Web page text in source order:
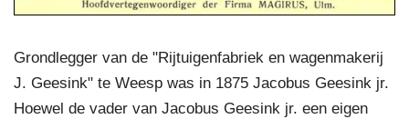
Grondlegger van de "Rijtuigenfabriek en wagenmakerij
J. Geesink" te Weesp was in 1875 Jacobus Geesink jr.
Hoewel de vader van Jacobus Geesink jr. een eigen